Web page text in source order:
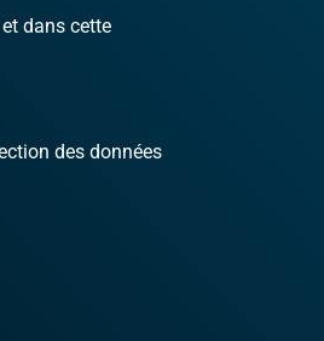
dans cette
des données